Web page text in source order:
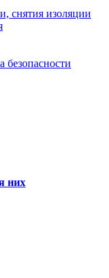
снятия изоляции
безопасности
них